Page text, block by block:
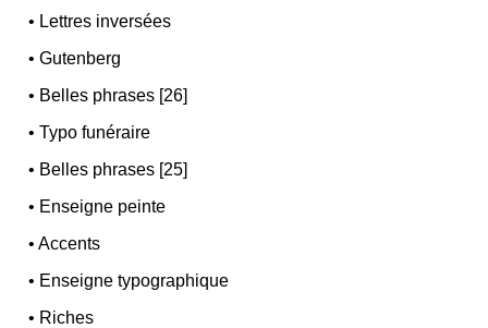
• Lettres inversées
•Gutenberg
• Belles phrases [26]
•Typo funéraire
• Belles phrases [25]
• Enseigne peinte
•Accents
• Enseigne typographique
• Riches